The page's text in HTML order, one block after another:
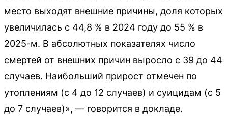
место выходят внешние причины, доля которых
увеличилась с 44,8 % в 2024 году до 55 % в
2025-м. В абсолютных показателях число
смертей от внешних причин выросло с 39 до 44
случаев. Наибольший прирост отмечен по
утоплениям (с 4 до 12 случаев) и суицидам (с 5
до 7 случаев)», — говорится в докладе.